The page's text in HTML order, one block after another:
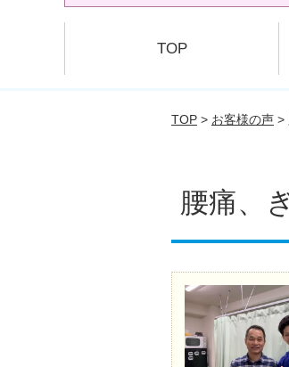
TOP
TOP > お客様の声 >
腰痛、